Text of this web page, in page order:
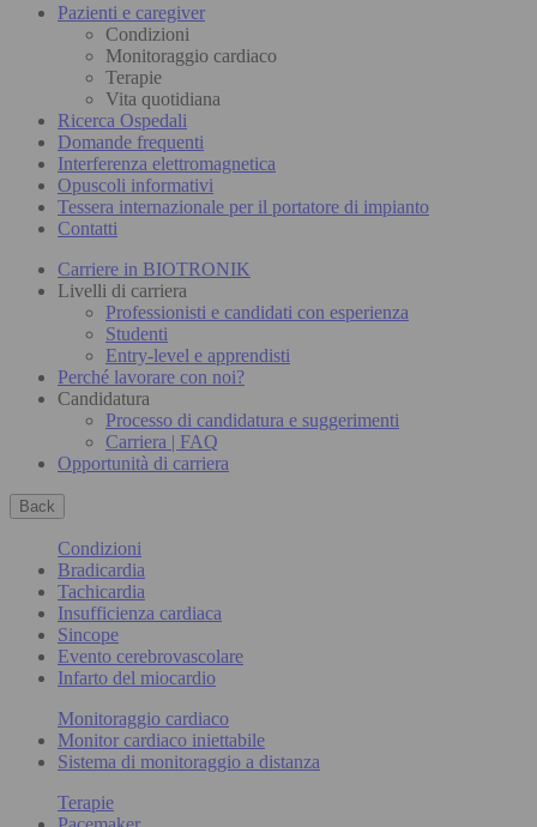
Pazienti e caregiver
Condizioni
Monitoraggio cardiaco
Terapie
Vita quotidiana
Ricerca Ospedali
Domande frequenti
Interferenza elettromagnetica
Opuscoli informativi
Tessera internazionale per il portatore di impianto
Contatti
Carriere in BIOTRONIK
Livelli di carriera
Professionisti e candidati con esperienza
Studenti
Entry-level e apprendisti
Perché lavorare con noi?
Candidatura
Processo di candidatura e suggerimenti
Carriera | FAQ
Opportunità di carriera
Back
Condizioni
Bradicardia
Tachicardia
Insufficienza cardiaca
Sincope
Evento cerebrovascolare
Infarto del miocardio
Monitoraggio cardiaco
Monitor cardiaco iniettabile
Sistema di monitoraggio a distanza
Terapie